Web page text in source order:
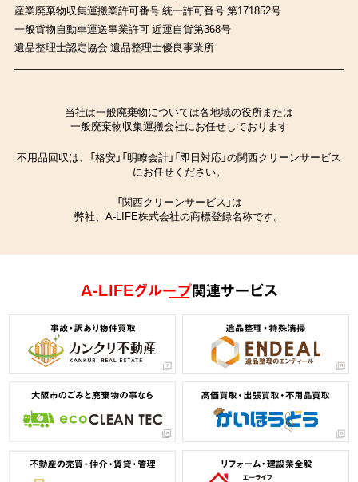
産業廃棄物収集運搬業許可番号 統一許可番号 第171852号
一般貨物自動車運送事業許可 近運自貨第368号
遺品整理士認定協会 遺品整理士優良事業所
当社は一般廃棄物については各地域の役所または
一般廃棄物収集運搬会社にお任せしております
不用品回収は、「格安」「明瞭会計」「即日対応」の関西クリーンサービス
にお任せください。
「関西クリーンサービス」は
弊社、A-LIFE株式会社の商標登録名称です。
A-LIFEグループ関連サービス